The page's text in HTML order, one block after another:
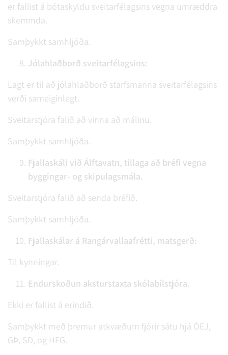
er fallist á bótaskyldu sveitarfélagsins vegna umræddra
skemmda.
Samþykkt samhljóða.
Jólahlaðborð sveitarfélagsins:
Lagt er til að jólahlaðborð starfsmanna sveitarfélagsins
verði sameiginlegt.
Sveitarstjóra falið að vinna að málinu.
Samþykkt samhljóða.
Fjallaskáli við Álftavatn, tillaga að bréfi vegna
byggingar- og skipulagsmála.
Sveitarstjóra falið að senda bréfið.
Samþykkt samhljóða.
Fjallaskálar á Rangárvallaafrétti, matsgerð:
Til kynningar.
Endurskoðun aksturstaxta skólabílstjóra.
Ekki er fallist á erindið.
Samþykkt með þremur atkvæðum fjórir sátu hjá ÓEJ,
GÞ, SD, og HFG.